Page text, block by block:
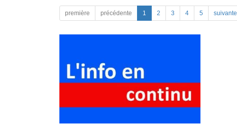
première précédente 1 2 3 4 5 suivante